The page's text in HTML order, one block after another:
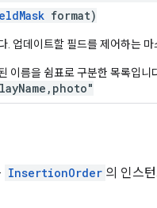
format)
. 업데이트할 필드를 제어하는 마
이름을 쉼표로 구분한 목록입니
InsertionOrder 의 인스